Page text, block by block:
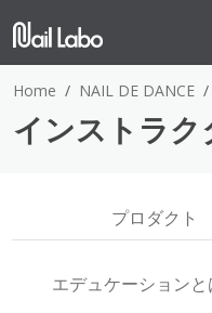
Home NAIL DE DANCE
インストラク
プロダクト
エデュケーションと